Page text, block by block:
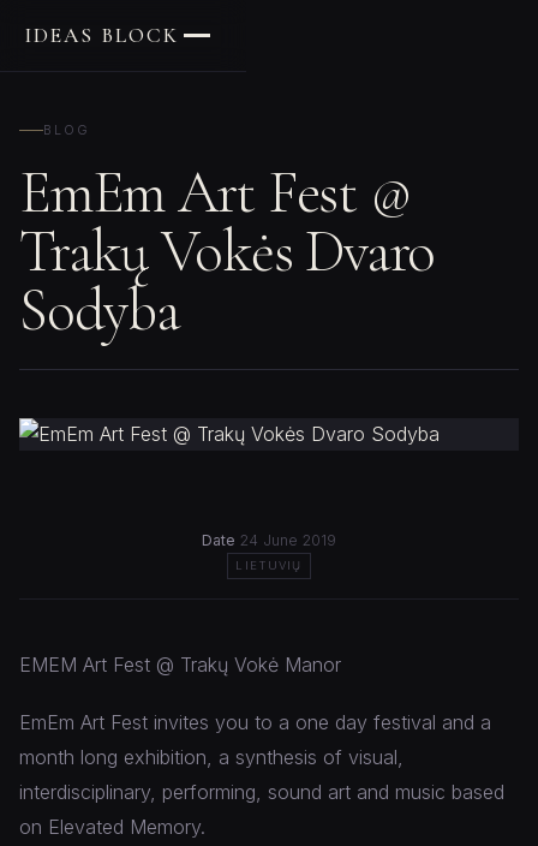
IDEAS BLOCK
BLOG
EmEm Art Fest @
Trakų Vokės Dvaro
Sodyba
Date 24 June 2019
LIETUVIŲ
EMEM Art Fest @ Trakų Vokė Manor
EmEm Art Fest invites you to a one day festival and a
month long exhibition, a synthesis of visual,
interdisciplinary, performing, sound art and music based
on Elevated Memory.